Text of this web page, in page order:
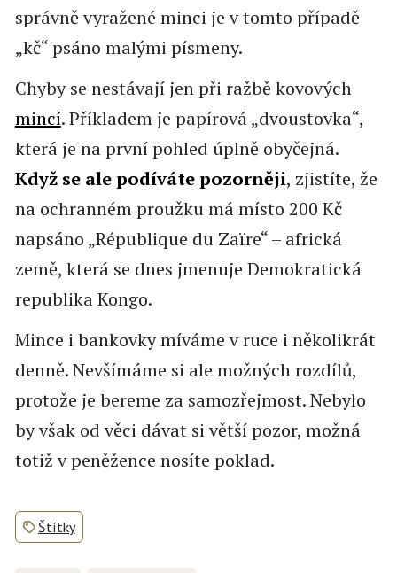
správně vyražené minci je v tomto případě
„kč“ psáno malými písmeny.
Chyby se nestávají jen při ražbě kovových
mincí. Příkladem je papírová „dvoustovka“,
která je na první pohled úplně obyčejná.
Když se ale podíváte pozorněji, zjistíte, že
na ochranném proužku má místo 200 Kč
napsáno „République du Zaïre“ – africká
země, která se dnes jmenuje Demokratická
republika Kongo.
Mince i bankovky míváme v ruce i několikrát
denně. Nevšímáme si ale možných rozdílů,
protože je bereme za samozřejmost. Nebylo
by však od věci dávat si větší pozor, možná
totiž v peněžence nosíte poklad.
Štítky